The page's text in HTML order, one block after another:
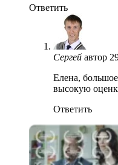
Ответить
Сергей автор
Елена,
высокую
Ответить